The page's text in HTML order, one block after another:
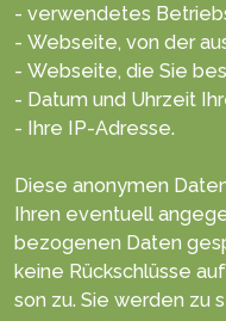
- verwendetes
- Webseite, von der
- Webseite, die Sie
- Datum und Uhrzeit
- Ihre IP-Adresse.
Diese anonymen
Ihren even­tuell
bezogenen Da­ten
keine Rück­schlüsse
son zu. Sie wer­den zu